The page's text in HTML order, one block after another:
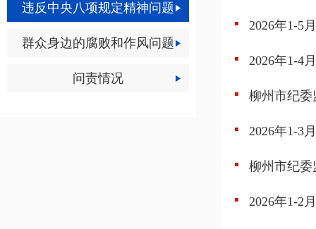
违反中央八项规定精神问题
群众身边的腐败和作风问题
问责情况
2026年1-5
2026年1-4
柳州市纪
2026年1-3
柳州市纪
2026年1-2